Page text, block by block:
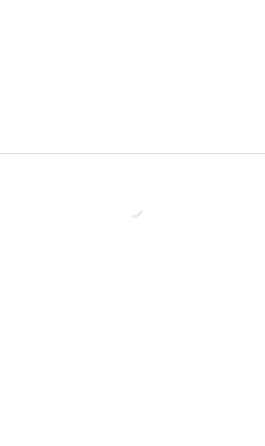
que pocos conocían